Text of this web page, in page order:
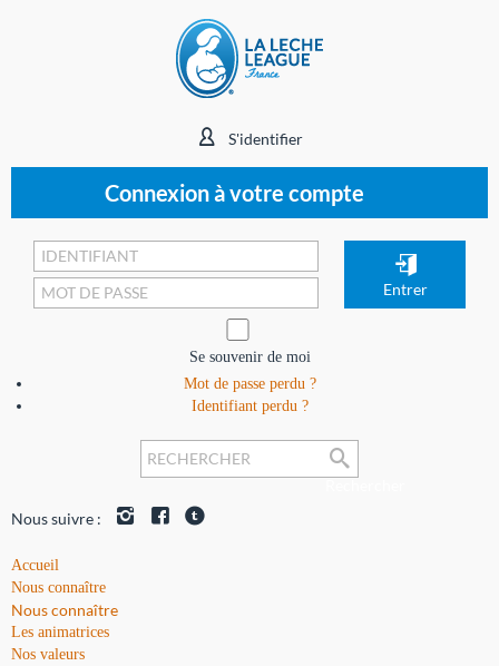
S'identifier
Connexion à votre compte
Se souvenir de moi
Mot de passe perdu ?
Identifiant perdu ?
Nous suivre :
Accueil
Nous connaître
Nous connaître
Les animatrices
Nos valeurs